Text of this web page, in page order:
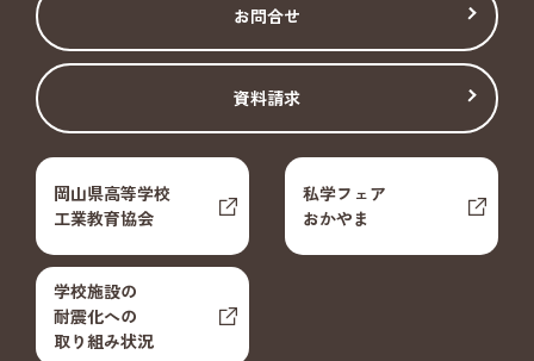
お問合せ
資料請求
岡山県高等学校
工業教育協会
私学フェア
おかやま
学校施設の
耐震化への
取り組み状況